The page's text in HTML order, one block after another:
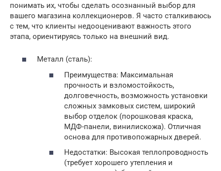
понимать их, чтобы сделать осознанный выбор для
вашего магазина коллекционеров. Я часто сталкиваюсь
с тем, что клиенты недооценивают важность этого
этапа, ориентируясь только на внешний вид.
Металл (сталь):
Преимущества: Максимальная
прочность и взломостойкость,
долговечность, возможность установки
сложных замковых систем, широкий
выбор отделок (порошковая краска,
МДФ-панели, винилискожа). Отличная
основа для противопожарных дверей.
Недостатки: Высокая теплопроводность
(требует хорошего утепления и